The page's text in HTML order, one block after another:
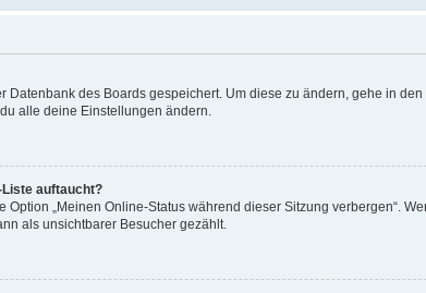
des Boards gespeichert. Um diese zu ändern, gehe in
alle deine Einstellungen ändern.
auftaucht?
„Meinen Online-Status während dieser Sitzung verbergen“.
als unsichtbarer Besucher gezählt.